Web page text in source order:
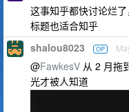
这事知乎都快讨论烂
标题也适合知乎
shalou8023 OP
@FawkesV 从 2 月拖
光才被人知道